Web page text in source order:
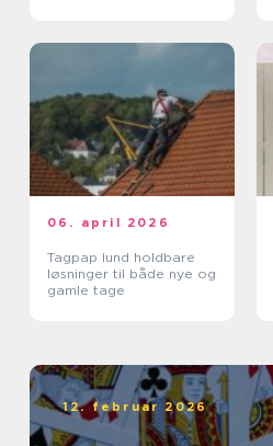
06. april 2026
Tagpap lund holdbare
løsninger til både nye og
gamle tage
12. februar 2026